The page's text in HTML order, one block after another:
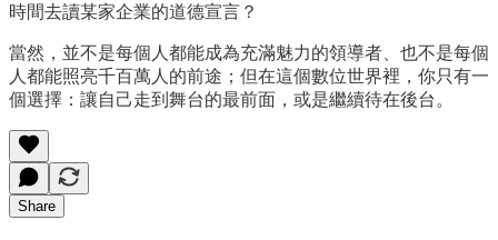
時間去讀某家企業的道德宣言？
當然，並不是每個人都能成為充滿魅力的領導者、也不是每個
人都能照亮千百萬人的前途；但在這個數位世界裡，你只有一
個選擇：讓自己走到舞台的最前面，或是繼續待在後台。
Share